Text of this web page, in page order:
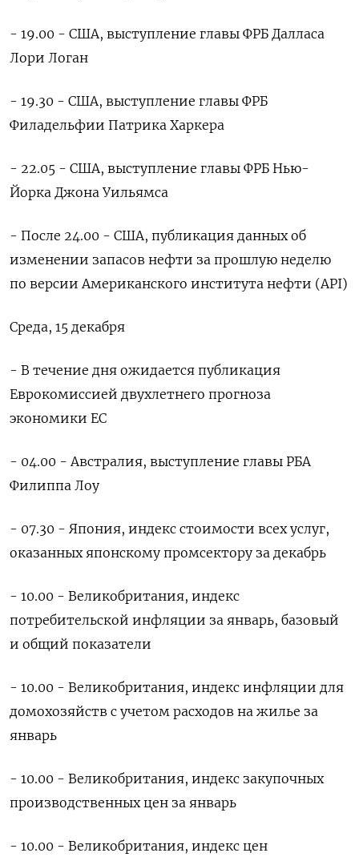
- 19.00 - США, выступление главы ФРБ Далласа
Лори Логан
- 19.30 - США, выступление главы ФРБ
Филадельфии Патрика Харкера
- 22.05 - США, выступление главы ФРБ Нью-
Йорка Джона Уильямса
- После 24.00 - США, публикация данных об
изменении запасов нефти за прошлую неделю
по версии Американского института нефти (API)
Среда, 15 декабря
- В течение дня ожидается публикация
Еврокомиссией двухлетнего прогноза
экономики ЕС
- 04.00 - Австралия, выступление главы РБА
Филиппа Лоу
- 07.30 - Япония, индекс стоимости всех услуг,
оказанных японскому промсектору за декабрь
- 10.00 - Великобритания, индекс
потребительской инфляции за январь, базовый
и общий показатели
- 10.00 - Великобритания, индекс инфляции для
домохозяйств с учетом расходов на жилье за
январь
- 10.00 - Великобритания, индекс закупочных
производственных цен за январь
- 10.00 - Великобритания, индекс цен